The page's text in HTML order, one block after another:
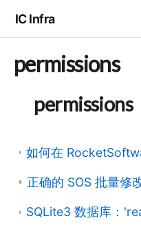
IC Infra
permissions
permissions